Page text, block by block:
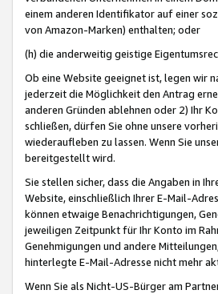
einem anderen Identifikator auf einer
von Amazon-Marken) enthalten; oder
(h) die anderweitig geistige
Ob eine Website geeignet ist, legen wir
jederzeit die Möglichkeit den Antrag
anderen Gründen ablehnen oder 2) Ihr
schließen, dürfen Sie ohne unsere
wiederaufleben zu lassen. Wenn Sie
bereitgestellt wird.
Sie stellen sicher, dass die Angaben in
Website, einschließlich Ihrer E-Mail-
können etwaige Benachrichtigungen,
jeweiligen Zeitpunkt für Ihr Konto im
Genehmigungen und andere
hinterlegte E-Mail-Adresse nicht mehr
Wenn Sie als Nicht-US-Bürger am